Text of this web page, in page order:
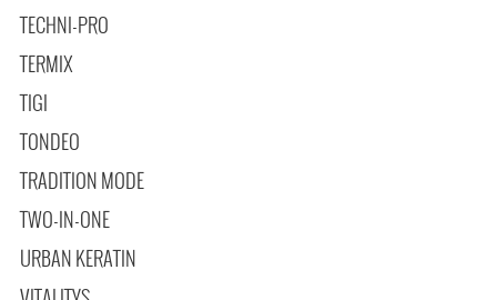
TECHNI-PRO
TERMIX
TIGI
TONDEO
TRADITION MODE
TWO-IN-ONE
URBAN KERATIN